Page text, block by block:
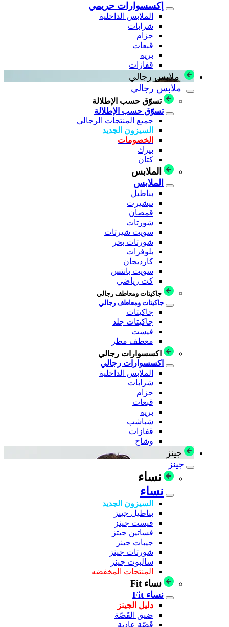
إكسسوارات حريمي
الملابس الداخلية
شرابات
حزام
قبعات
بريه
قفازات
ملابس رجالي
ملابس رجالي
تسوّق حسب الإطلالة
تسوّق حسب الإطلالة
جميع المنتجات الرجالي
السيزون الجديد
الخصومات
بيزك
كتان
الملابس
الملابس
بناطيل
تيشيرت
قمصان
شورتات
سويت شيرتات
شورتات بحر
بلوفرات
كارديجان
سويت بانتس
كت رياضي
جاكيتات ومعاطف رجالي
جاكيتات ومعاطف رجالي
جاكيتات
جاكيتات جلد
فيست
معطف مطر
اكسسوارات رجالي
اكسسوارات رجالي
الملابس الداخلية
شرابات
حزام
قبعات
بريه
شباشب
قفازات
وشاح
جينز
جينز
نساء
نساء
السيزون الجديد
بناطيل جينز
فيست جينز
فساتين جيتز
جيبات جينز
شورتات جينز
سالبوت جينز
المنتجات المخفضه
نساء Fit
نساء Fit
دليل الجينز
ضيق القَصّة
قَصّة عادية